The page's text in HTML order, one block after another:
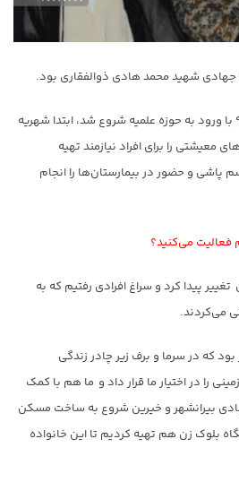
جهادی شهید محمد هادی ذوالفقاری بود.
فعالیت گروه جهادی ما سال ۹۸ با ورود به حوزه علمیه شروع شد، ابتدا شهریه
را برای افراد نیازمند تهیه
پاشی و حضور در بیمارستان‌ها را انجام
می‌کنید؟
پیدا کرد و سراغ افرادی رفتیم که به
می‌کردند.
که در سرما و برف زیر چادر زندگی
را در اختیار ما قرار داد و ما هم با کمک
بیرانشهر و خیرین شروع به ساخت مسکن
بلوک زن هم تهیه کردیم تا این خانواده